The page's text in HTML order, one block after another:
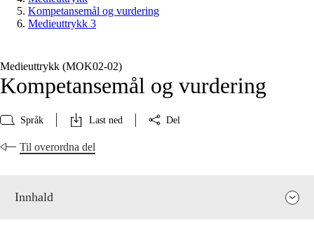
Kompetansemål og vurdering
Medieuttrykk 3
Medieuttrykk (MOK02‑02)
Kompetansemål og vurdering
Språk Last ned Del
Til overordna del
Innhald